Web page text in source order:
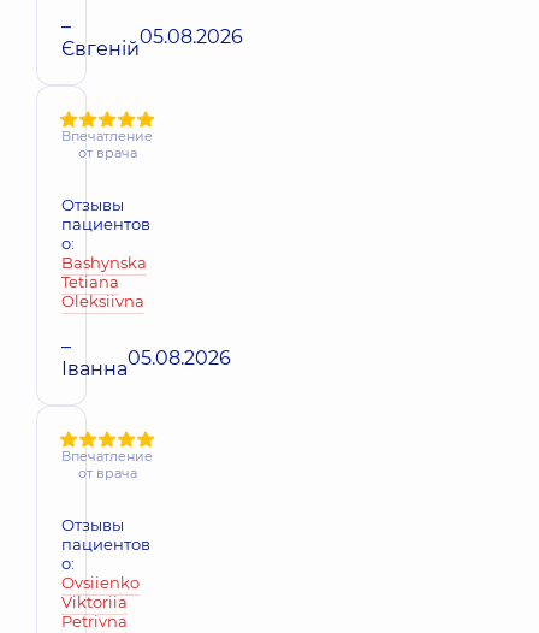
–
Євгеній05.08.2026
Впечатление
от врача
Отзывы
пациентов
о:
Bashynska
Tetiana
Oleksiivna
–
Іванна05.08.2026
Впечатление
от врача
Отзывы
пациентов
о:
Ovsiienko
Viktoriia
Petrivna